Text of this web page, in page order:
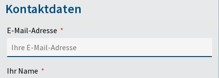
Kontaktdaten
E-Mail-Adresse
Ihr Name